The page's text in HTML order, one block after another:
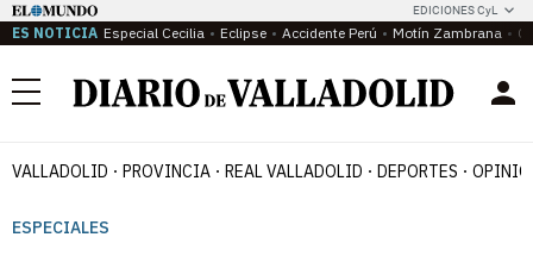
EDICIONES CyL
ES NOTICIA Especial Cecilia Eclipse Accidente Perú Motín Zambrana
Menú
VALLADOLID PROVINCIA REAL VALLADOLID DEPORTES
ESPECIALES